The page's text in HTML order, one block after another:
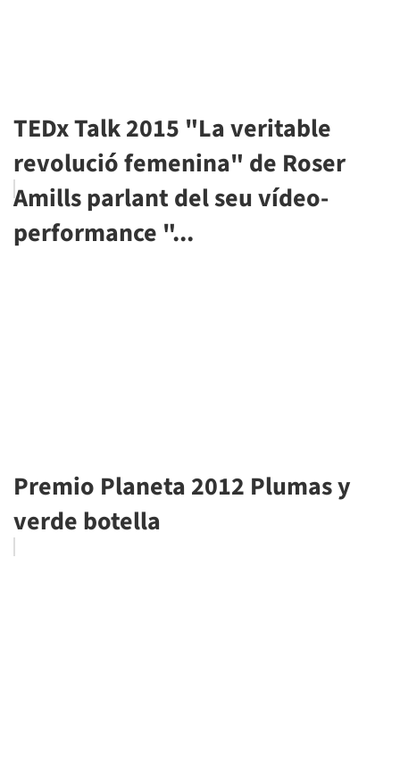
TEDx Talk 2015 "La veritable
revolució femenina" de Roser
Amills parlant del seu vídeo-
performance "...
Premio Planeta 2012 Plumas y
verde botella